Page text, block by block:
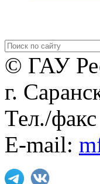
© ГАУ
г.
Тел./
E-mail: